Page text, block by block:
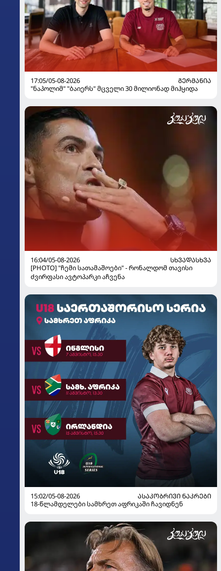
17:05/05-08-2026
ᲒᲔᲠᲛᲐᲜᲘᲐ
"ნაპოლიმ" "ბაიერს" მცველი 30 მილიონად მიჰყიდა
16:04/05-08-2026
ᲡᲮᲕᲐᲓᲐᲡᲮᲕᲐ
[PHOTO] "ჩემი სათამაშოები" - რონალდომ თავისი
ძვირფასი ავტოპარკი აჩვენა
15:02/05-08-2026
ᲐᲡᲐᲙᲝᲑᲠᲘᲕᲘ ᲜᲐᲙᲠᲔᲑᲘ
18-წლამდელები სამხრეთ აფრიკაში ჩავიდნენ